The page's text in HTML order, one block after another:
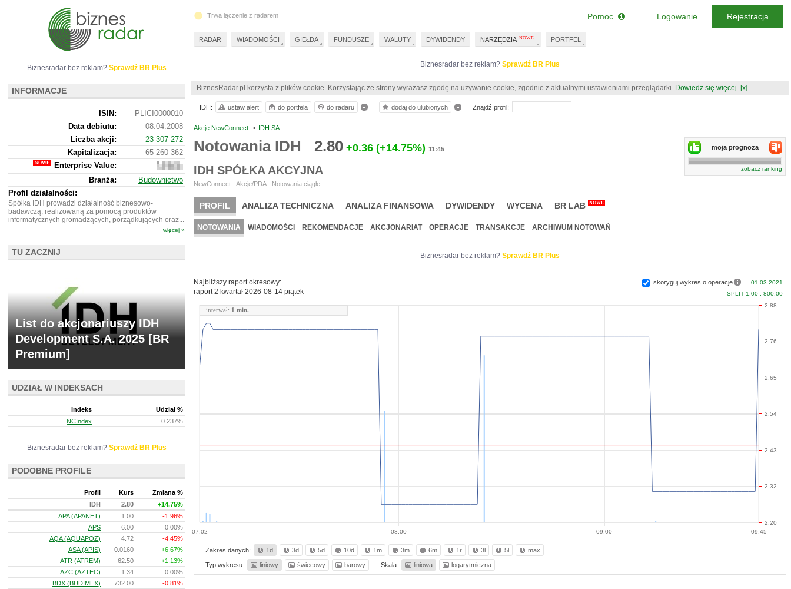
Biznesradar bez reklam? Sprawdź BR Plus
BiznesRadar.pl korzysta z plików cookie. Korzystając ze strony wyrażasz zgodę na używanie cookie, zgodnie z aktualnymi ustawieniami przeglądarki. Dowiedz się więcej. [x]
Akcje NewConnect • IDH SA
Notowania IDH 2.80 +0.36 (+14.75%) 11:45
IDH SPÓŁKA AKCYJNA
NewConnect - Akcje/PDA - Notowania ciągłe
moja prognoza
zobacz ranking
PROFIL ANALIZA TECHNICZNA ANALIZA FINANSOWA DYWIDENDY WYCENA BR LAB NOWE
NOTOWANIA WIADOMOŚCI REKOMENDACJE AKCJONARIAT OPERACJE TRANSAKCJE ARCHIWUM NOTOWAŃ
Biznesradar bez reklam? Sprawdź BR Plus
Najbliższy raport okresowy:
raport 2 kwartał 2026-08-14 piątek
skoryguj wykres o operacje
01.03.2021
SPLIT 1.00 : 800.00
07:02 08:00 09:00 09:45
2.20
2.32
2.43
2.54
2.65
2.76
2.88
interwał: 1 min.
Zakres danych: 1d 3d 5d 10d 1m 3m 6m 1r 3l 5l max
Typ wykresu: liniowy świecowy barowy Skala: liniowa logarytmiczna
IDH: ustaw alert do portfela do radaru dodaj do ulubionych Znajdź profil:
Biznesradar bez reklam? Sprawdź BR Plus
INFORMACJE
ISIN:
PLICI0000010
Data debiutu:
08.04.2008
Liczba akcji:
23 307 272
Kapitalizacja:
65 260 362
Enterprise Value:
65
341
362
Branża:
Budownictwo
Profil działalności:
Spółka IDH prowadzi działalność biznesowo-
badawczą, realizowaną za pomocą produktów
informatycznych gromadzących, porządkujących oraz...
więcej »
TU ZACZNIJ
List do akcjonariuszy IDH
Development S.A. 2025 [BR
Premium]
UDZIAŁ W INDEKSACH
Indeks
Udział %
NCIndex
0.237%
Biznesradar bez reklam? Sprawdź BR Plus
PODOBNE PROFILE
Profil Kurs
Zmiana %
IDH
2.80
+14.75%
APA (APANET)
1.00
-1.96%
APS
6.00
0.00%
AQA (AQUAPOZ)
4.72
-4.45%
ASA (APIS)
0.0160
+6.67%
ATR (ATREM)
62.50
+1.13%
AZC (AZTEC)
1.34
0.00%
BDX (BUDIMEX)
732.00
-0.81%
Trwa łączenie z radarem
RADAR WIADOMOŚCI GIEŁDA FUNDUSZE WALUTY DYWIDENDY NARZĘDZIA PORTFEL
Pomoc Logowanie Rejestracja